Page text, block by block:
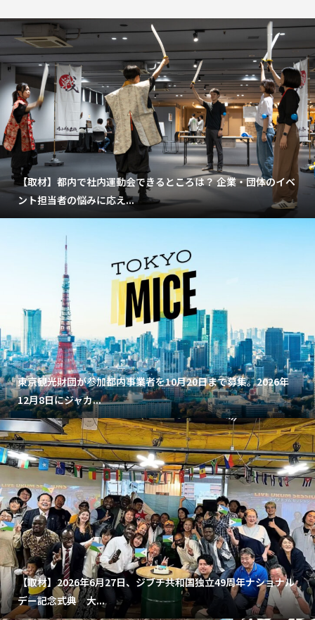
【取材】都内で社内運動会できるところは？ 企業・団体のイベ
ント担当者の悩みに応え...
東京観光財団が参加都内事業者を10月20日まで募集。2026年
12月8日にジャカ...
【取材】2026年6月27日、ジブチ共和国独立49周年ナショナル
デー記念式典 大...